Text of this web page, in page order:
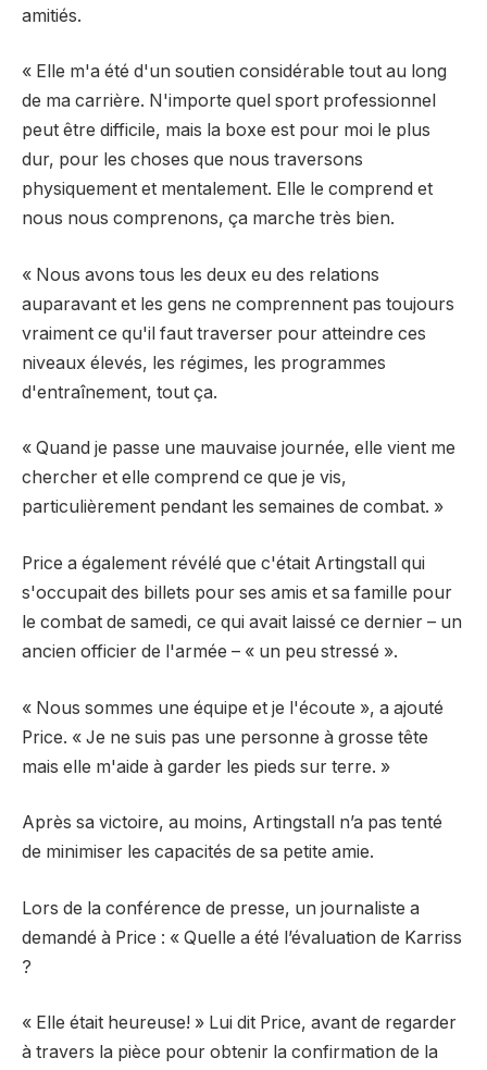
amitiés.
« Elle m'a été d'un soutien considérable tout au long
de ma carrière. N'importe quel sport professionnel
peut être difficile, mais la boxe est pour moi le plus
dur, pour les choses que nous traversons
physiquement et mentalement. Elle le comprend et
nous nous comprenons, ça marche très bien.
« Nous avons tous les deux eu des relations
auparavant et les gens ne comprennent pas toujours
vraiment ce qu'il faut traverser pour atteindre ces
niveaux élevés, les régimes, les programmes
d'entraînement, tout ça.
« Quand je passe une mauvaise journée, elle vient me
chercher et elle comprend ce que je vis,
particulièrement pendant les semaines de combat. »
Price a également révélé que c'était Artingstall qui
s'occupait des billets pour ses amis et sa famille pour
le combat de samedi, ce qui avait laissé ce dernier – un
ancien officier de l'armée – « un peu stressé ».
« Nous sommes une équipe et je l'écoute », a ajouté
Price. « Je ne suis pas une personne à grosse tête
mais elle m'aide à garder les pieds sur terre. »
Après sa victoire, au moins, Artingstall n’a pas tenté
de minimiser les capacités de sa petite amie.
Lors de la conférence de presse, un journaliste a
demandé à Price : « Quelle a été l’évaluation de Karriss
?
« Elle était heureuse! » Lui dit Price, avant de regarder
à travers la pièce pour obtenir la confirmation de la